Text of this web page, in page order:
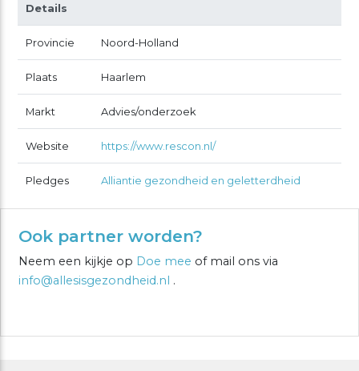
Details
Provincie Noord-Holland
Plaats Haarlem
Markt Advies/onderzoek
Website https://www.rescon.nl/
Pledges Alliantie gezondheid en geletterdheid
Ook partner worden?
Neem een kijkje op Doe mee of mail ons via
info@allesisgezondheid.nl .